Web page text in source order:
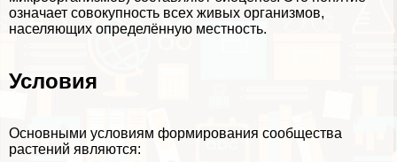
означает совокупность всех живых организмов,
населяющих определённую местность.
Условия
Основными условиям формирования сообщества
растений являются: